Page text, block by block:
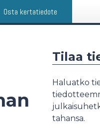
Osta kertatiedote
Tilaa
Haluatko
tahansa.